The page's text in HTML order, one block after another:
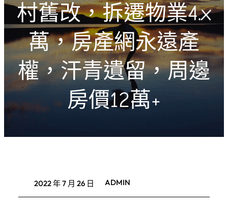
村舊改，拆遷物業4.x
萬，房產網永遠產
權，汗青遺留，周邊
房價12萬+
2022 年 7 月 26 日 ADMIN